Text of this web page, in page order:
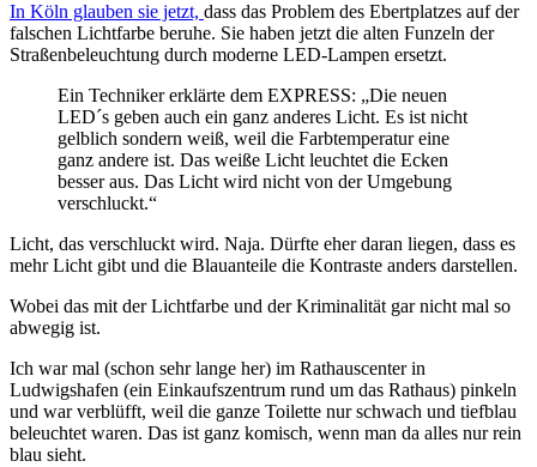
In Köln glauben sie jetzt, dass das Problem des Ebertplatzes auf der
falschen Lichtfarbe beruhe. Sie haben jetzt die alten Funzeln der
Straßenbeleuchtung durch moderne LED-Lampen ersetzt.
Ein Techniker erklärte dem EXPRESS: „Die neuen
LED´s geben auch ein ganz anderes Licht. Es ist nicht
gelblich sondern weiß, weil die Farbtemperatur eine
ganz andere ist. Das weiße Licht leuchtet die Ecken
besser aus. Das Licht wird nicht von der Umgebung
verschluckt.“
Licht, das verschluckt wird. Naja. Dürfte eher daran liegen, dass es
mehr Licht gibt und die Blauanteile die Kontraste anders darstellen.
Wobei das mit der Lichtfarbe und der Kriminalität gar nicht mal so
abwegig ist.
Ich war mal (schon sehr lange her) im Rathauscenter in
Ludwigshafen (ein Einkaufszentrum rund um das Rathaus) pinkeln
und war verblüfft, weil die ganze Toilette nur schwach und tiefblau
beleuchtet waren. Das ist ganz komisch, wenn man da alles nur rein
blau sieht.